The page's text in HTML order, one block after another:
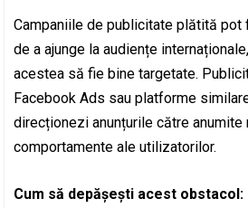
Campaniile de publicitate plătită pot
de a ajunge la audiențe
acestea să fie bine targetate.
Facebook Ads sau platforme
direcționezi anunțurile către anumite
comportamente ale utilizatorilor.
Cum să depășești acest obstacol: